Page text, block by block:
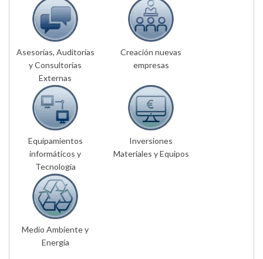
Asesorías, Auditorías
y Consultorías
Externas
Creación nuevas
empresas
Equipamientos
informáticos y
Tecnología
Inversiones
Materiales y Equipos
Medio Ambiente y
Energía